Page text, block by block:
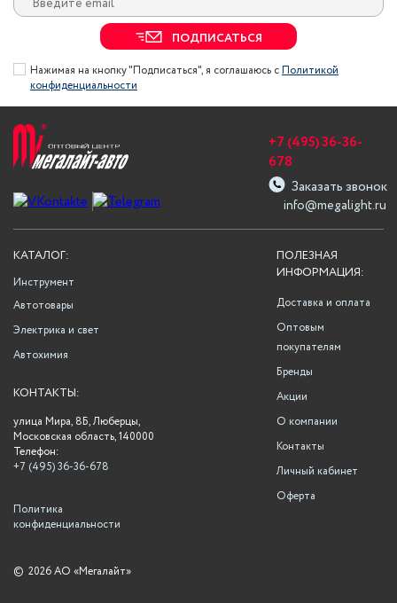
ПОДПИСАТЬСЯ
Нажимая на кнопку "Подписаться", я соглашаюсь сПолитикой
конфиденциальности
info@megalight.ru
+7 (495) 36-36-
678
Заказать звонок
ПОЛЕЗНАЯ
ИНФОРМАЦИЯ:
Доставка и оплата
Оптовым
покупателям
Бренды
Акции
О компании
Контакты
Личный кабинет
Оферта
КАТАЛОГ:
Инструмент
Автотовары
Электрика и свет
Автохимия
КОНТАКТЫ:
улица Мира, 8Б, Люберцы,
Московская область, 140000
Телефон:
+7 (495) 36-36-678
Политика
конфиденциальности
© 2026 АО «Мегалайт»